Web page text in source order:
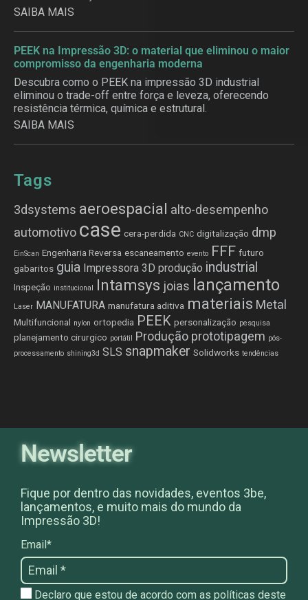
SAIBA MAIS
PEEK na Impressão 3D: o material que eliminou o maior
compromisso da engenharia moderna
Descubra como o PEEK na impressão 3D industrial
eliminou o trade-off entre força e leveza, oferecendo
resistência térmica, química e estrutural.
SAIBA MAIS
Tags
3dsystems aeroespacial alto-desempenho
automotivo case cera-perdida CNC digitalização dmp
EinScan Engenharia Reversa escaneamento evento FFF futuro
gabaritos guia Impressora 3D produção industrial
Inspeção institucional Intamsys joias lançamento
Laser MANUFATURA manufatura aditiva materiais Metal
Multifuncional nylon ortopedia PEEK personalização pesquisa
planejamento cirurgico portátil Produção prototipagem pós-
processamento shining3d SLS snapmaker Solidworks tendências
Newsletter
Fique por dentro das novidades, eventos 3be,
lançamentos, e muito mais do mundo da
Impressão 3D!
Email*
Declaro que estou de acordo com as políticas deste